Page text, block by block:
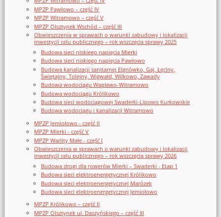
MPZP Pawłowo – część IV
MPZP Witramowo – część V
MPZP Olsztynek Wschód – część III
Obwieszczenia w sprawach o warunki zabudowy i lokalizacji
inwestycji celu publicznego – rok wszczęcia sprawy 2025
Budowa sieci niskiego napięcia Mierki
Budowa sieci niskiego napięcia Pawłowo
Budowa kanalizacji sanitarnej Elgnówko, Gaj, Łęciny,
Świętajny, Tolejny, Wigwałd, Wilkowo, Zawady
Budowa wodociągu Waplewo-Witramowo
Budowa wodociągu Królikowo
Budowa sieci wodociągowej Swaderki-Lipowo Kurkowskie
Budowa wodociągu i kanalizacji Witramowo
MPZP Jemiołowo - część II
MPZP Mierki - część V
MPZP Warlity Małe - część I
Obwieszczenia w sprawach o warunki zabudowy i lokalizacji
inwestycji celu publicznego – rok wszczęcia sprawy 2026
Budowa drogi dla rowerów Mierki – Swaderki - Etap 1
Budowa sieci elektroenergetycznej Królikowo
Budowa sieci elektroenergetycznej Marózek
Budowa sieci elektroenergetycznej Jemiołowo
MPZP Królikowo – część II
MPZP Olsztynek ul. Daszyńskiego – część III